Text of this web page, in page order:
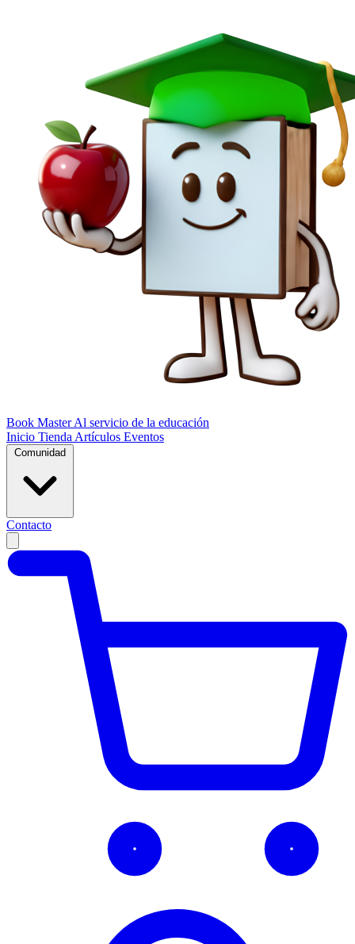
Book Master Al servicio de la educación
Inicio Tienda Artículos Eventos
Comunidad
Contacto